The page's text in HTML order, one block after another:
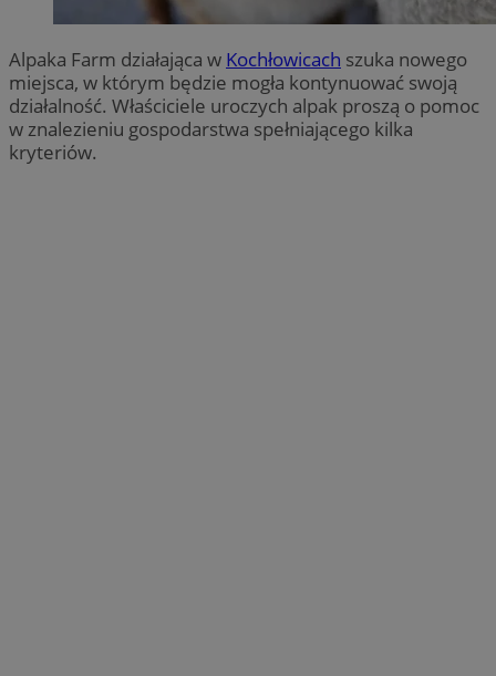
Alpaka Farm działająca w Kochłowicach szuka nowego
miejsca, w którym będzie mogła kontynuować swoją
działalność. Właściciele uroczych alpak proszą o pomoc
w znalezieniu gospodarstwa spełniającego kilka
kryteriów.